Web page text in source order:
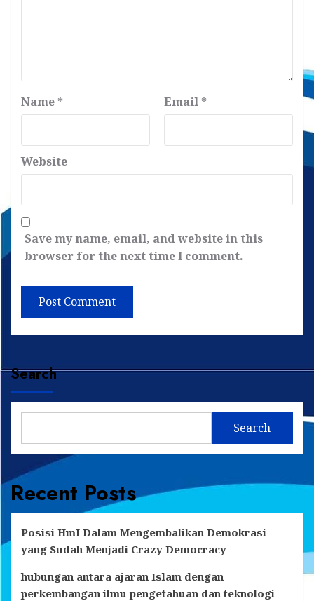
Name * Email *
Website
Save my name, email, and website in this
browser for the next time I comment.
Search
Search
Recent Posts
Posisi HmI Dalam Mengembalikan Demokrasi
yang Sudah Menjadi Crazy Democracy
hubungan antara ajaran Islam dengan
perkembangan ilmu pengetahuan dan teknologi